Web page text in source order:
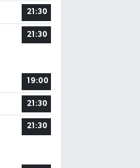
21:30
21:30
19:00
21:30
21:30